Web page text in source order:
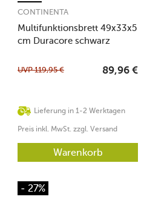
Multifunktionsbrett 49x33x5
cm Duracore schwarz
CONTINENTA
Lieferung in 1-2 Werktagen
UVP119,95 € 89,96 €
Preis inkl. MwSt. zzgl. Versand
Warenkorb
- 27%